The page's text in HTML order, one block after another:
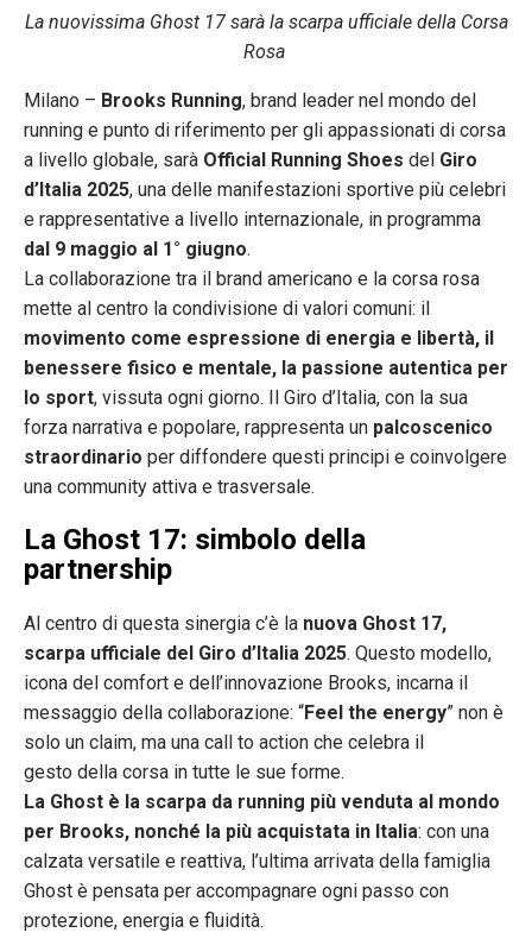
La nuovissima Ghost 17 sarà la scarpa ufficiale della Corsa
Rosa
Milano – Brooks Running, brand leader nel mondo del
running e punto di riferimento per gli appassionati di corsa
a livello globale, sarà Official Running Shoes del Giro
d’Italia 2025, una delle manifestazioni sportive più celebri
e rappresentative a livello internazionale, in programma
dal 9 maggio al 1° giugno.
La collaborazione tra il brand americano e la corsa rosa
mette al centro la condivisione di valori comuni: il
movimento come espressione di energia e libertà, il
benessere fisico e mentale, la passione autentica per
lo sport, vissuta ogni giorno. Il Giro d’Italia, con la sua
forza narrativa e popolare, rappresenta un palcoscenico
straordinario per diffondere questi principi e coinvolgere
una community attiva e trasversale.
La Ghost 17: simbolo della
partnership
Al centro di questa sinergia c’è la nuova Ghost 17,
scarpa ufficiale del Giro d’Italia 2025. Questo modello,
icona del comfort e dell’innovazione Brooks, incarna il
messaggio della collaborazione: “Feel the energy” non è
solo un claim, ma una call to action che celebra il
gesto della corsa in tutte le sue forme.
La Ghost è la scarpa da running più venduta al mondo
per Brooks, nonché la più acquistata in Italia: con una
calzata versatile e reattiva, l’ultima arrivata della famiglia
Ghost è pensata per accompagnare ogni passo con
protezione, energia e fluidità.